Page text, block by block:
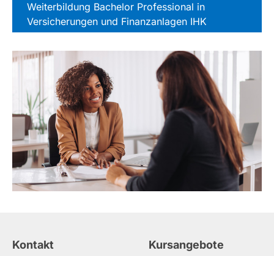
Weiterbildung Bachelor Professional in
Versicherungen und Finanzanlagen IHK
Kontakt Kursangebote